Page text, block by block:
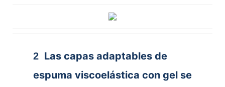
2 Las capas adaptables de
espuma viscoelástica con gel se